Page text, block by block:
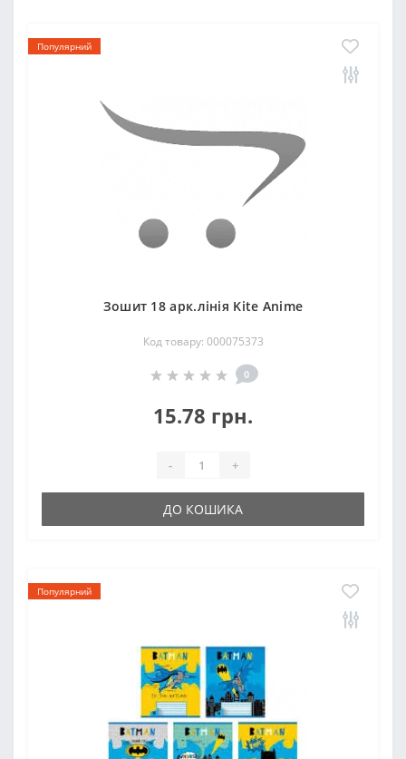
Популярний
Зошит 18 арк.лінія Kite Anime
Код товару: 000075373
0
15.78 грн.
- +
ДО КОШИКА
Популярний